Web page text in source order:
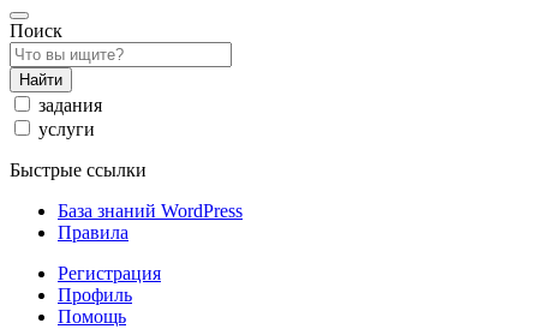
Поиск
Найти
задания
услуги
Быстрые ссылки
База знаний WordPress
Правила
Регистрация
Профиль
Помощь